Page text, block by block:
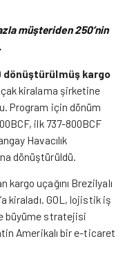
müşteriden 250’nin
dönüştürülmüş kargo
kiralama şirketine
Program için dönüm
ilk 737-800BCF
Havacılık
na dönüştürüldü.
uçağını Brezilyalı
kiraladı. GOL, lojistik iş
büyüme stratejisi
Amerikalı bir e-ticaret